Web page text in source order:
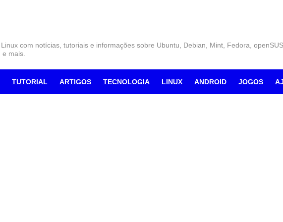
com notícias, tutoriais e informações sobre Ubuntu, Debian, Mint, Fedora,
mais.
TUTORIAL ARTIGOS TECNOLOGIA LINUX ANDROID JOGOS